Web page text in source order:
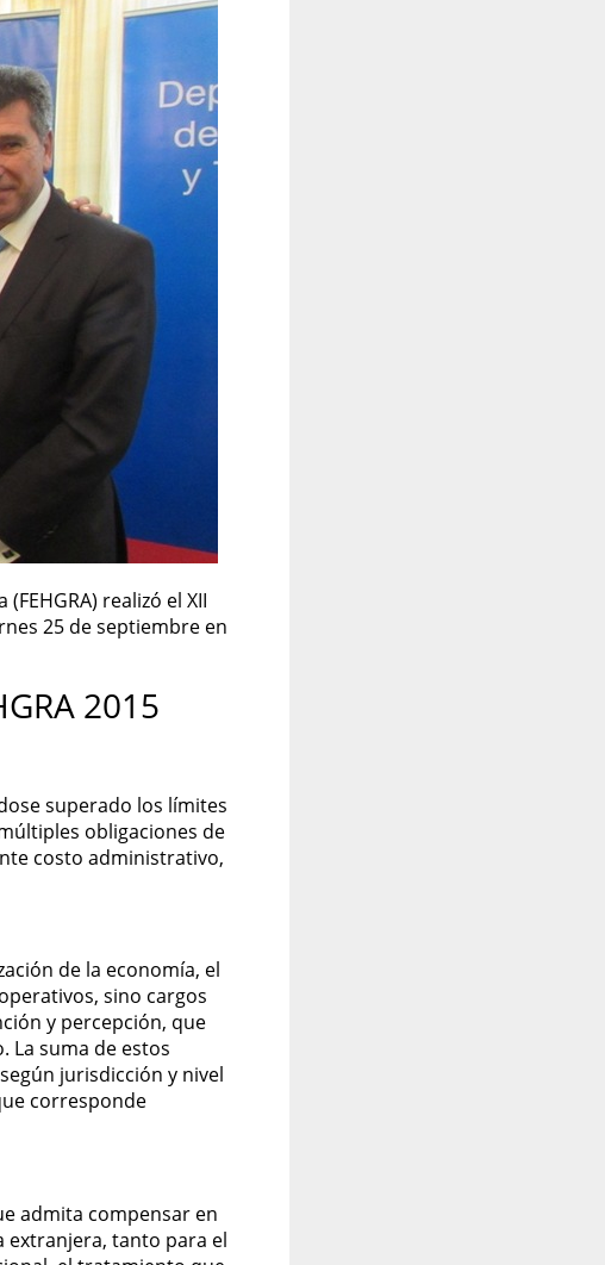
realizó el XII
25 de septiembre en
2015
superado los límites
obligaciones de
costo administrativo,
de la economía, el
sino cargos
y percepción, que
La suma de estos
jurisdicción y nivel
corresponde
admita compensar en
tanto para el